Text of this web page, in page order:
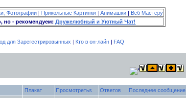
Фотографии | Прикольные Картинки | Анимашки | Веб Мастеру
но - рекомендуем: Дружелюбный и Уютный Чат!
для Зарегестрировынных | Кто в он-лайн| FAQ
Плакат Просмотретьs Ответов Последнее сообщение